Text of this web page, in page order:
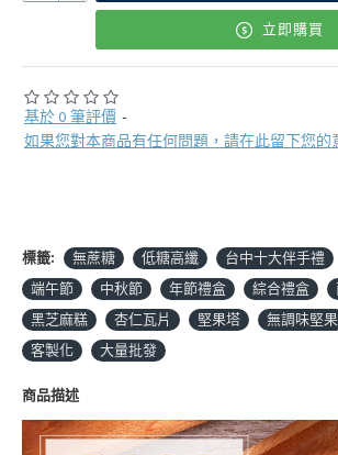
基於 0 筆評價 -
如果您對本商品有任何問題，請在此留下您的
立即購買
標籤: 無蔗糖 低糖高纖 台中十大伴手禮
端午節
中秋節 年節禮盒 綜合禮盒
黑芝麻糕
杏仁瓦片 堅果塔 無調味堅果
客製化
大量批發
商品描述